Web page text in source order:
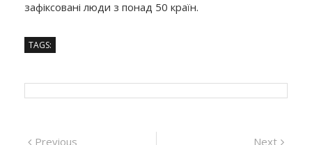
зафіксовані люди з понад 50 країн.
TAGS:
Previous Next